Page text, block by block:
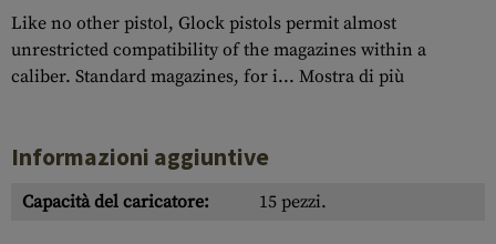
Like no other pistol, Glock pistols permit almost
unrestricted compatibility of the magazines within a
caliber. Standard magazines, for i... Mostra di più
Informazioni aggiuntive
Capacità del caricatore: 15 pezzi.